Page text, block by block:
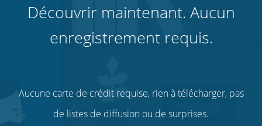
Découvrir maintenant. Aucun
enregistrement requis.
Aucune carte de crédit requise, rien à télécharger, pas
de listes de diffusion ou de surprises.